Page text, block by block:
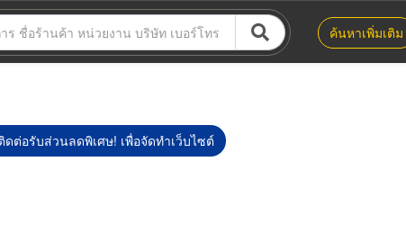
ค้นหาเพิ่มเติม
ต่อรับส่วนลดพิเศษ! เพื่อจัดทำเว็บไซต์